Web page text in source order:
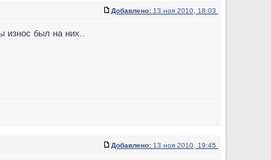
Добавлено: 13 ноя 2010, 18:03
износ был на них..
Добавлено: 13 ноя 2010, 19:45